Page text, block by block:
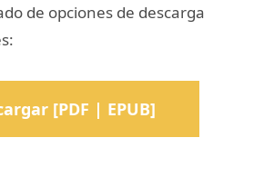
de opciones de descarga
[PDF | EPUB]